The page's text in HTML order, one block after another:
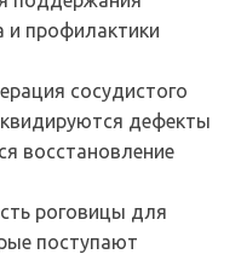
и профилактики
сосудистого
дефекты
восстановление
роговицы для
поступают